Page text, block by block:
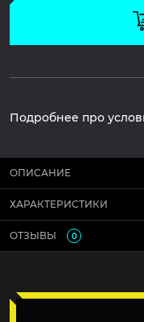
Подробнее про
ОПИСАНИЕ
ХАРАКТЕРИСТИКИ
ОТЗЫВЫ 0